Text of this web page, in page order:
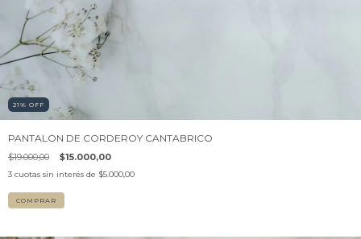
21 % OFF
PANTALON DE CORDEROY CANTABRICO
$19.000,00 $15.000,00
3 cuotas sin interés de $5.000,00
COMPRAR